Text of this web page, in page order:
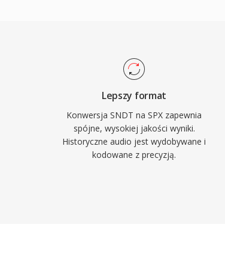
szumu i
ktore
bibliotek.
jako nastepce od
systemach
wbudowanych,
Lepszy format
Konwersja SNDT na SPX zapewnia
spójne, wysokiej jakości wyniki.
Historyczne audio jest wydobywane i
kodowane z precyzją.